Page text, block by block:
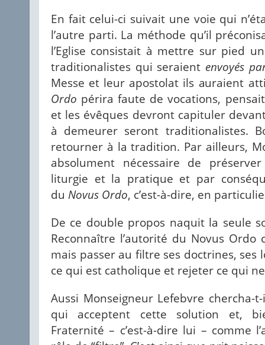
En fait celui-ci suivait une voie qui
l’autre parti. La méthode qu’il
l’Eglise consistait à mettre sur pied
traditionalistes qui seraient envoyés
Messe et leur apostolat ils auraient
Ordo périra faute de vocations,
et les évêques devront capituler
à demeurer seront traditionalistes.
retourner à la tradition. Par ailleurs,
absolument nécessaire de
liturgie et la pratique et par
du Novus Ordo, c’est-à-dire, en
De ce double propos naquit la seule
Reconnaître l’autorité du Novus Ordo
mais passer au filtre ses doctrines,
ce qui est catholique et rejeter ce qui ne
Aussi Monseigneur Lefebvre chercha-
qui acceptent cette solution et,
Fraternité – c’est-à-dire lui – comme